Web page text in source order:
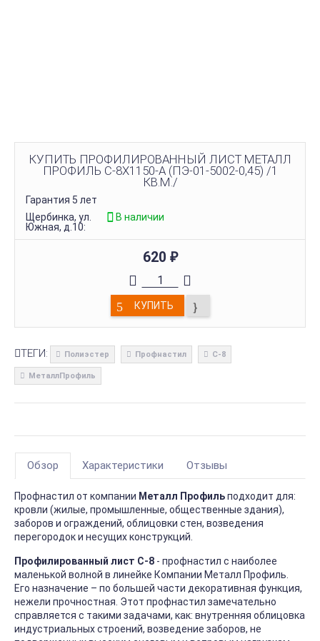
КУПИТЬ ПРОФИЛИРОВАННЫЙ ЛИСТ МЕТАЛЛ
ПРОФИЛЬ С-8Х1150-A (ПЭ-01-5002-0,45) /1
КВ.М./
Гарантия 5 лет
Щербинка, ул.
Южная, д.10:
В наличии
620 ₽
КУПИТЬ
ТЕГИ: Полиэстер Профнастил С-8
МеталлПрофиль
Обзор Характеристики Отзывы
Профнастил от компании Металл Профильподходит для:
кровли (жилые, промышленные, общественные здания),
заборов и ограждений, облицовки стен, возведения
перегородок и несущих конструкций.
Профилированный лист С-8 - профнастил с наиболее
маленькой волной в линейке Компании Металл Профиль.
Его назначение – по большей части декоративная функция,
нежели прочностная. Этот профнастил замечательно
справляется с такими задачами, как: внутренняя облицовка
индустриальных строений, возведение заборов, не